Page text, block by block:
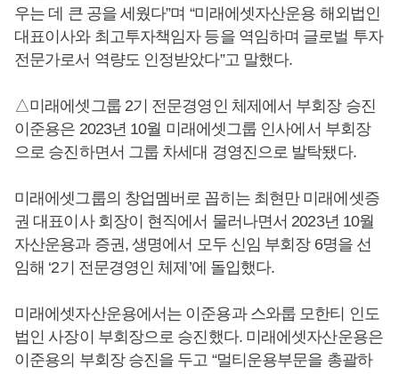
우는 데 큰 공을 세웠다”며 “미래에셋자산운용 해외법인
대표이사와 최고투자책임자 등을 역임하며 글로벌 투자
전문가로서 역량도 인정받았다”고 말했다.
△미래에셋그룹 2기 전문경영인 체제에서 부회장 승진
이준용은 2023년 10월 미래에셋그룹 인사에서 부회장
으로 승진하면서 그룹 차세대 경영진으로 발탁됐다.
미래에셋그룹의 창업멤버로 꼽히는 최현만 미래에셋증
권 대표이사 회장이 현직에서 물러나면서 2023년 10월
자산운용과 증권, 생명에서 모두 신임 부회장 6명을 선
임해 ‘2기 전문경영인 체제’에 돌입했다.
미래에셋자산운용에서는 이준용과 스와룹 모한티 인도
법인 사장이 부회장으로 승진했다. 미래에셋자산운용은
이준용의 부회장 승진을 두고 “멀티운용부문을 총괄하